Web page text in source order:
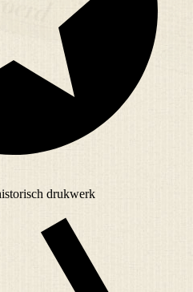
drukwerk